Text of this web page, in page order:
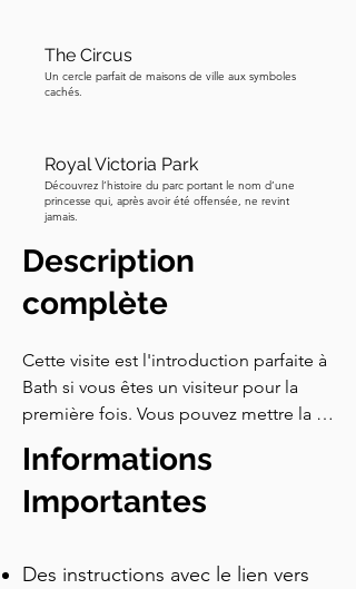
The Circus
Un cercle parfait de maisons de ville aux symboles
cachés.
Royal Victoria Park
Découvrez l’histoire du parc portant le nom d’une
princesse qui, après avoir été offensée, ne revint
jamais.
Description
complète
Cette visite est l'introduction parfaite à
Bath si vous êtes un visiteur pour la
première fois. Vous pouvez mettre la
souhaitez entrer et explorer un site
plus en profondeur, puis reprendre la
visite. La promenade vous emmène sur
Pultney jusqu'au célèbre Royal
Informations
Importantes
Des instructions avec le lien vers